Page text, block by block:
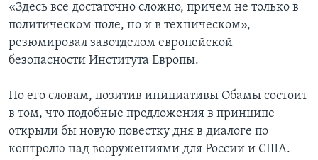
«Здесь все достаточно сложно, причем не только в
политическом поле, но и в техническом», –
резюмировал завотделом европейской
безопасности Института Европы.
По его словам, позитив инициативы Обамы состоит
в том, что подобные предложения в принципе
открыли бы новую повестку дня в диалоге по
контролю над вооружениями для России и США.